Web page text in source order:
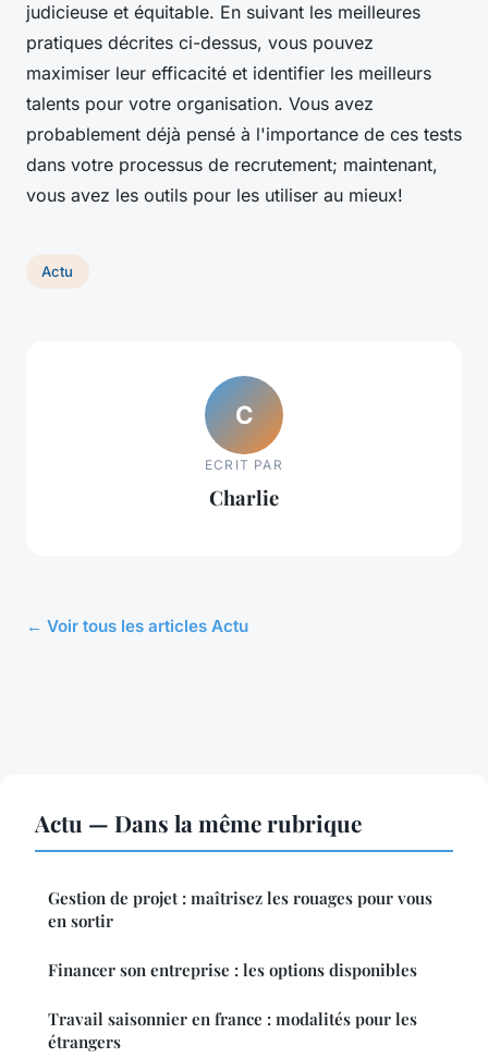
judicieuse et équitable. En suivant les meilleures
pratiques décrites ci-dessus, vous pouvez
maximiser leur efficacité et identifier les meilleurs
talents pour votre organisation. Vous avez
probablement déjà pensé à l'importance de ces tests
dans votre processus de recrutement; maintenant,
vous avez les outils pour les utiliser au mieux!
Actu
C
ECRIT PAR
Charlie
← Voir tous les articles Actu
Actu — Dans la même rubrique
Gestion de projet : maîtrisez les rouages pour vous
en sortir
Financer son entreprise : les options disponibles
Travail saisonnier en france : modalités pour les
étrangers